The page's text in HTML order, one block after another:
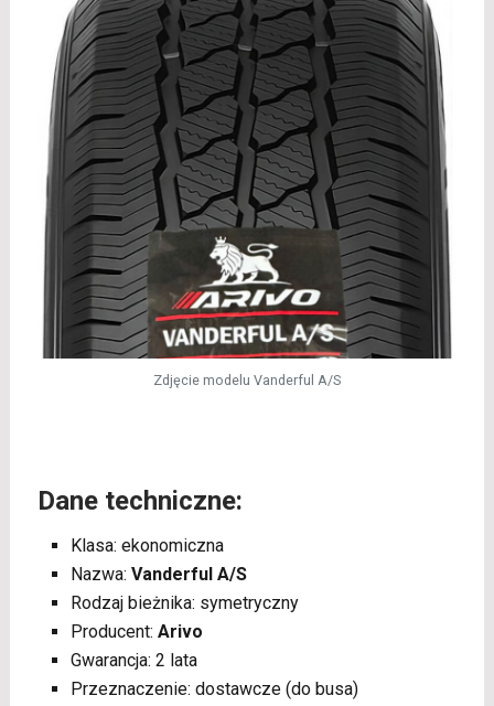
Zdjęcie modelu Vanderful A/S
Dane techniczne:
Klasa: ekonomiczna
Nazwa: Vanderful A/S
Rodzaj bieżnika: symetryczny
Producent: Arivo
Gwarancja: 2 lata
Przeznaczenie: dostawcze (do busa)